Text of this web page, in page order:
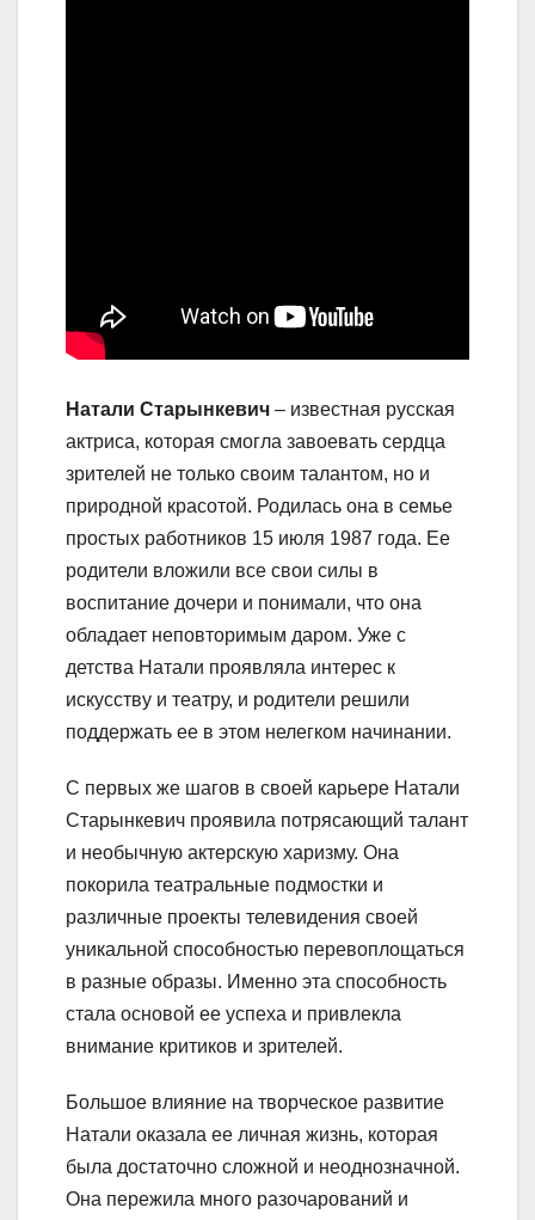
Натали Старынкевич – известная русская
актриса, которая смогла завоевать сердца
зрителей не только своим талантом, но и
природной красотой. Родилась она в семье
простых работников 15 июля 1987 года. Ее
родители вложили все свои силы в
воспитание дочери и понимали, что она
обладает неповторимым даром. Уже с
детства Натали проявляла интерес к
искусству и театру, и родители решили
поддержать ее в этом нелегком начинании.
С первых же шагов в своей карьере Натали
Старынкевич проявила потрясающий талант
и необычную актерскую харизму. Она
покорила театральные подмостки и
различные проекты телевидения своей
уникальной способностью перевоплощаться
в разные образы. Именно эта способность
стала основой ее успеха и привлекла
внимание критиков и зрителей.
Большое влияние на творческое развитие
Натали оказала ее личная жизнь, которая
была достаточно сложной и неоднозначной.
Она пережила много разочарований и